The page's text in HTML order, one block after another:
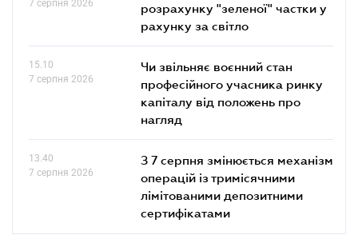
7 серпня 2026
розрахунку "зеленої" частки у
рахунку за світло
15.10
7 серпня 2026
Чи звільняє воєнний стан
професійного учасника ринку
капіталу від положень про
нагляд
13.40
7 серпня 2026
З 7 серпня змінюється механізм
операцій із тримісячними
лімітованими депозитними
сертифікатами